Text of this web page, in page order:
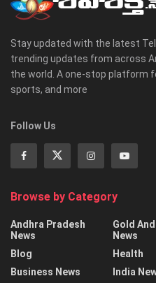
Stay updated with the latest
trending updates from across
the world. A one-stop platform
sports, and more
Follow Us
Browse by Category
Andhra Pradesh
News
Blog
Business News
Gold
News
Health
India